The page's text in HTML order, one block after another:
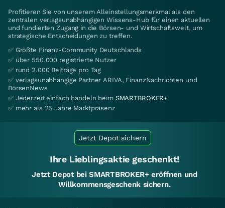
Profitieren Sie von unserem Alleinstellungsmerkmal als den
zentralen verlagsunabhängigen Wissens-Hub für einen aktuellen
und fundierten Zugang in die Börsen- und Wirtschaftswelt, um
strategische Entscheidungen zu treffen.
✅ Größte Finanz-Community Deutschlands
✅ über 550.000 registrierte Nutzer
✅ rund 2.000 Beiträge pro Tag
✅ verlagsunabhängige Partner ARIVA, FinanzNachrichten und
BörsenNews
✅ Jederzeit einfach handeln beim SMARTBROKER+
✅ mehr als 25 Jahre Marktpräsenz
Jetzt Depot sichern
Ihre Lieblingsaktie geschenkt!
Jetzt Depot bei SMARTBROKER+ eröffnen und
Willkommensgeschenk sichern.